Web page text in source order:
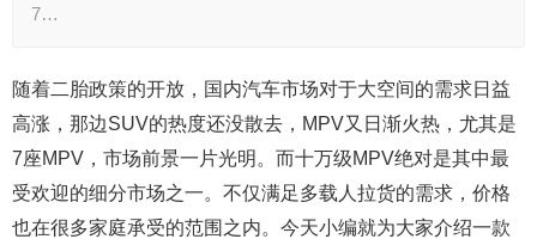
7…
随着二胎政策的开放，国内汽车市场对于大空间的需求日益
高涨，那边SUV的热度还没散去，MPV又日渐火热，尤其是
7座MPV，市场前景一片光明。而十万级MPV绝对是其中最
受欢迎的细分市场之一。不仅满足多载人拉货的需求，价格
也在很多家庭承受的范围之内。今天小编就为大家介绍一款